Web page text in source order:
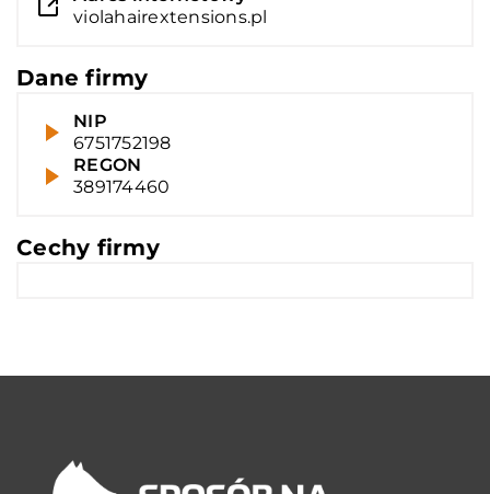
violahairextensions.pl
Dane firmy
NIP
6751752198
REGON
389174460
Cechy firmy